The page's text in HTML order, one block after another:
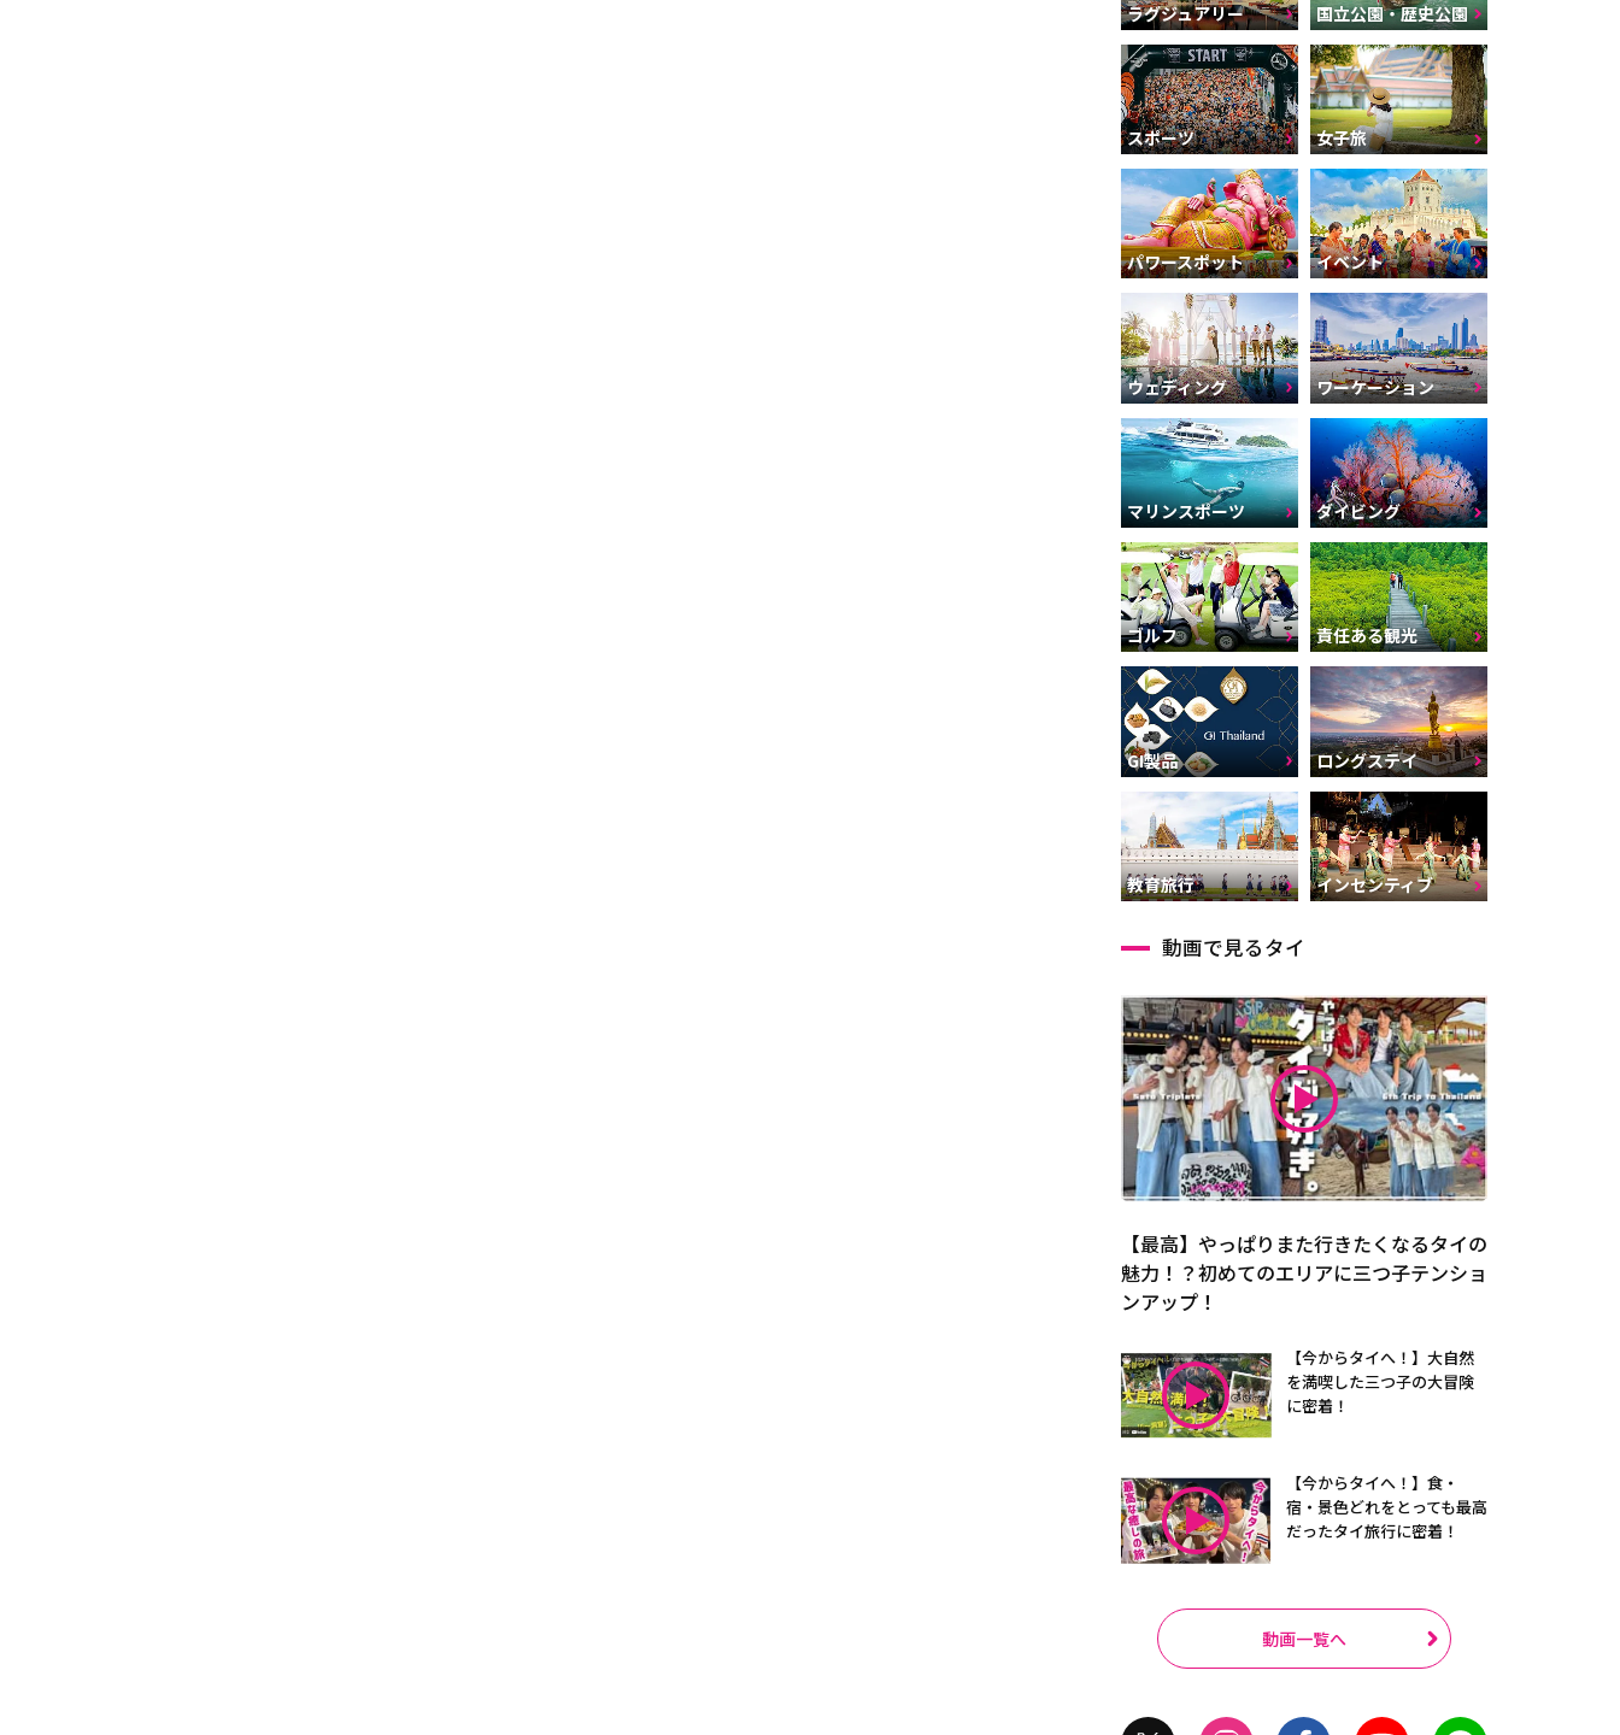
ラグジュアリー 国立公園・歴史公園
スポーツ 女子旅
パワースポット イベント
ウェディング ワーケーション
マリンスポーツ ダイビング
ゴルフ 責任ある観光
GI製品 ロングステイ
教育旅行 インセンティブ
動画で見るタイ
【最高】やっぱりまた行きたくなるタイの
魅力！？初めてのエリアに三つ子テンショ
ンアップ！
【今からタイへ！】大自然
を満喫した三つ子の大冒険
に密着！
【今からタイへ！】食・
宿・景色どれをとっても最高
だったタイ旅行に密着！
動画一覧へ